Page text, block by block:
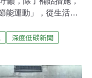
能運動」，從生活中
度節能」作為加強
只能短期止痛 籲公
漲電價、天然氣價，
深度低碳新聞